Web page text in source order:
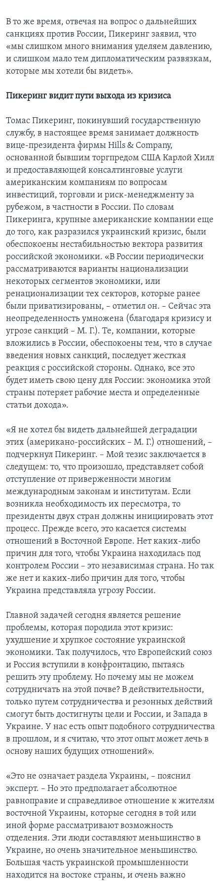
В то же время, отвечая на вопрос о дальнейших
санкциях против России, Пикеринг заявил, что
«мы слишком много внимания уделяем давлению,
и слишком мало тем дипломатическим развязкам,
которые мы хотели бы видеть».
Пикеринг видит пути выхода из кризиса
Томас Пикеринг, покинувший государственную
службу, в настоящее время занимает должность
вице-президента фирмы Hills & Company,
основанной бывшим торгпредом США Карлой Хилл
и предоставляющей консалтинговые услуги
американским компаниям по вопросам
инвестиций, торговли и риск-менеджменту за
рубежом, в частности в России. По словам
Пикеринга, крупные американские компании еще
до того, как разразился украинский кризис, были
обеспокоены нестабильностью вектора развития
российской экономики. «В России периодически
рассматриваются варианты национализации
некоторых сегментов экономики, или
ренационализации тех секторов, которые ранее
были приватизированы, – отметил он. – Сейчас эта
неопределенность умножена (благодаря кризису и
угрозе санкций – М. Г.). Те, компании, которые
вложились в России, обеспокоены тем, что в случае
введения новых санкций, последует жесткая
реакция с российской стороны. Однако, все это
будет иметь свою цену для России: экономика этой
страны потеряет рабочие места и определенные
статьи дохода».
«Я не хотел бы видеть дальнейшей деградации
этих (американо-российских – М. Г.) отношений, –
подчеркнул Пикеринг. – Мой тезис заключается в
следущем: то, что произошло, представляет собой
отступление от приверженности многим
международным законам и институтам. Если
возникла необходимость их пересмотра, то
президенты двух стран должны инициировать этот
процесс. Прежде всего, это касается системы
отношений в Восточной Европе. Нет каких-либо
причин для того, чтобы Украина находилась под
контролем России – это независимая страна. Но так
же нет и каких-либо причин для того, чтобы
Украина представляла угрозу России.
Главной задачей сегодня является решение
проблемы, которая породила этот кризис:
ухудшение и хрупкое состояние украинской
экономики. Так получилось, что Европейский союз
и Россия вступили в конфронтацию, пытаясь
решить эту проблему. Но почему мы не можем
сотрудничать на этой почве? В действительности,
только путем сотрудничества и резонных действий
смогут быть достигнуты цели и России, и Запада в
Украине. У нас есть опыт подобного сотрудничества
в прошлом, и я считаю, что этот опыт может лечь в
основу наших будущих отношений».
«Это не означает раздела Украины, – пояснил
эксперт. – Но это предполагает абсолютное
равноправие и справедливое отношение к жителям
восточной Украины, которые сегодня в той или
иной форме рассматривают возможность
отделения. Эти люди составляют меньшинство в
Украине, но очень значительное меньшинство.
Большая часть украинской промышленности
находится на востоке страны, и очень важно